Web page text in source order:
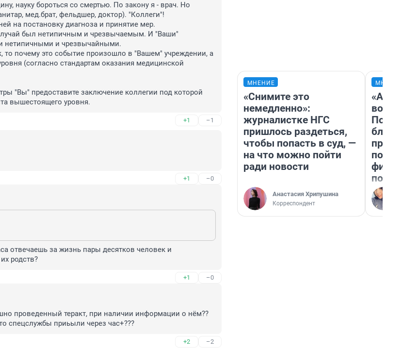
науку бороться со смертью. По закону я - врач. Но
мед.брат, фельдшер, доктор). "Коллеги"!
на постановку диагноза и принятие мер.
был нетипичным и чрезвычаемым. И "Ваши"
нетипичными и чрезвычайными.
то почему это событие произошло в "Вашем" учреждении, а
(согласно стандартам оказания медицинской
"Вы" предоставите заключение коллегии под которой
вышестоящего уровня.
+1 –1
+1 –0
отвечаешь за жизнь пары десятков человек и
родств?
+1 –0
проведенный теракт, при наличии информации о нём??
спецслужбы приьыли через час+???
+2 –2
МНЕНИЕ
«Снимите это
немедленно»:
журналистке НГС
пришлось раздеться,
чтобы попасть в суд, —
на что можно пойти
ради новости
Анастасия Хрипушина
Корреспондент
вот